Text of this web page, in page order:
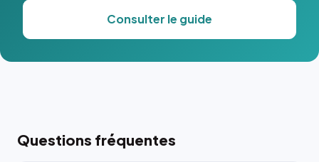
Consulter le guide
Questions fréquentes